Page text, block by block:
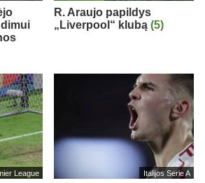
R. Araujo papildys
„Liverpool“ klubą (5)
League Italijos Serie A